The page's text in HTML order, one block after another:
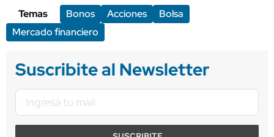
Temas
Bonos Acciones
Bolsa
Mercado financiero
Suscribite al Newsletter